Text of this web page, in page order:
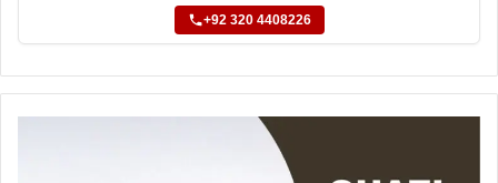
+92 320 4408226